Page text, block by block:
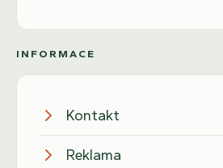
INFORMACE
Kontakt
Reklama